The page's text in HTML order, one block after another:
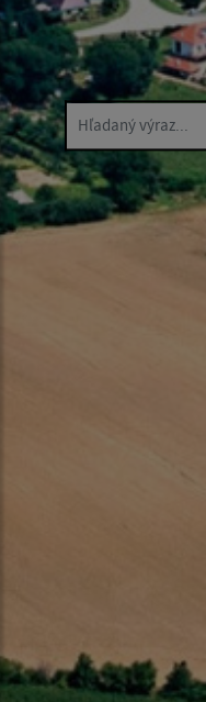
Hľadaný výraz...